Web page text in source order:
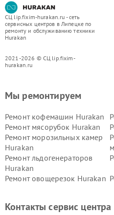
СЦ lip.fixim-hurakan.ru - сеть
сервисных центров в Липецке по
ремонту и обслуживанию техники
Hurakan
2021-2026 © СЦ lip.fixim-
hurakan.ru
Мы ремонтируем
Ремонт кофемашин Hurakan
Ремонт мясорубок Hurakan
Ремонт морозильных камер
Hurakan
Ремонт льдогенераторов
Hurakan
Ремонт овощерезок Hurakan
Hurakan
Контакты сервис центра